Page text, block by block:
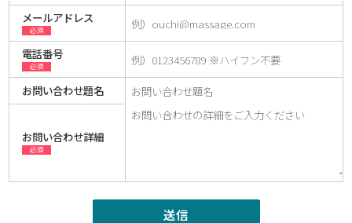
メールアドレス
必須
電話番号
必須
お問い合わせ題名
お問い合わせ詳細
必須